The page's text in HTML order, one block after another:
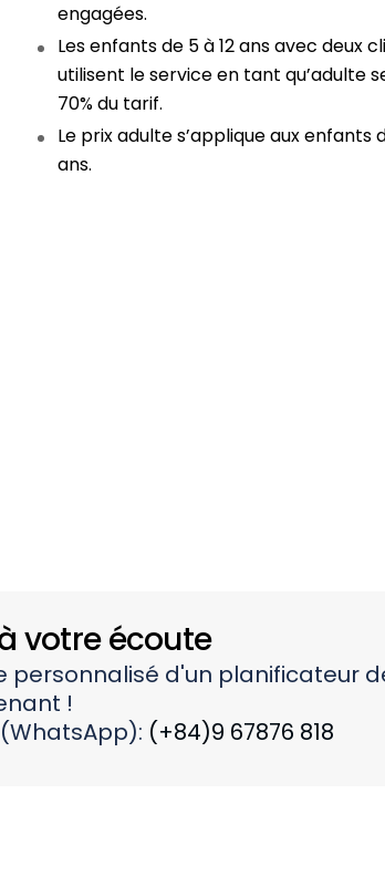
engagées.
Les enfants de 5 à 12 ans avec deux
utilisent le service en tant qu’adulte
70% du tarif.
Le prix adulte s’applique aux enfants
ans.
votre écoute
personnalisé d'un planificateur
!
(+84)9 67876 818